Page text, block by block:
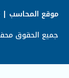
موقع المحاسب | Accountant